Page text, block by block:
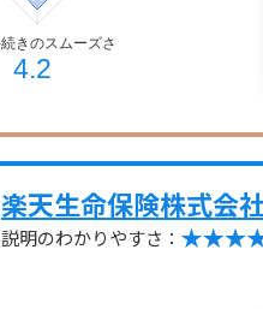
楽天生命保険株式会
説明のわかりやすさ：